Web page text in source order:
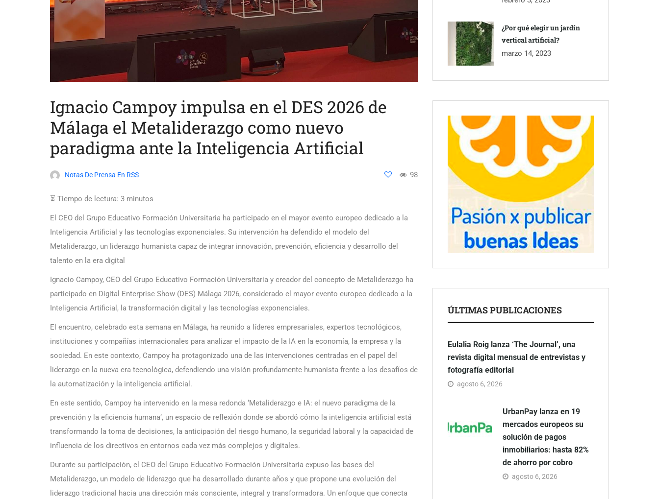
Ignacio Campoy impulsa en el DES 2026 de
Málaga el Metaliderazgo como nuevo
paradigma ante la Inteligencia Artificial
Notas De Prensa En RSS 98
⏳ Tiempo de lectura: 3 minutos
El CEO del Grupo Educativo Formación Universitaria ha participado en el mayor evento europeo dedicado a la
Inteligencia Artificial y las tecnologías exponenciales. Su intervención ha defendido el modelo del
Metaliderazgo, un liderazgo humanista capaz de integrar innovación, prevención, eficiencia y desarrollo del
talento en la era digital
Ignacio Campoy, CEO del Grupo Educativo Formación Universitaria y creador del concepto de Metaliderazgo ha
participado en Digital Enterprise Show (DES) Málaga 2026, considerado el mayor evento europeo dedicado a la
Inteligencia Artificial, la transformación digital y las tecnologías exponenciales.
El encuentro, celebrado esta semana en Málaga, ha reunido a líderes empresariales, expertos tecnológicos,
instituciones y compañías internacionales para analizar el impacto de la IA en la economía, la empresa y la
sociedad. En este contexto, Campoy ha protagonizado una de las intervenciones centradas en el papel del
liderazgo en la nueva era tecnológica, defendiendo una visión profundamente humanista frente a los desafíos de
la automatización y la inteligencia artificial.
En este sentido, Campoy ha intervenido en la mesa redonda ‘Metaliderazgo e IA: el nuevo paradigma de la
prevención y la eficiencia humana’, un espacio de reflexión donde se abordó cómo la inteligencia artificial está
transformando la toma de decisiones, la anticipación del riesgo humano, la seguridad laboral y la capacidad de
influencia de los directivos en entornos cada vez más complejos y digitales.
Durante su participación, el CEO del Grupo Educativo Formación Universitaria expuso las bases del
Metaliderazgo, un modelo de liderazgo que ha desarrollado durante años y que propone una evolución del
liderazgo tradicional hacia una dirección más consciente, integral y transformadora. Un enfoque que conecta
¿Por qué elegir un jardín
vertical artificial?
marzo 14, 2023
ÚLTIMAS PUBLICACIONES
Eulalia Roig lanza ‘The Journal’, una
revista digital mensual de entrevistas y
fotografía editorial
agosto 6, 2026
UrbanPay lanza en 19
mercados europeos su
solución de pagos
inmobiliarios: hasta 82%
de ahorro por cobro
agosto 6, 2026